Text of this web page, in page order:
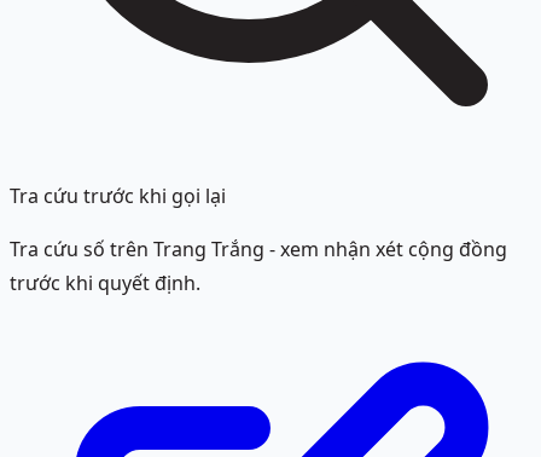
Tra cứu trước khi gọi lại
Tra cứu số trên Trang Trắng - xem nhận xét cộng đồng
trước khi quyết định.